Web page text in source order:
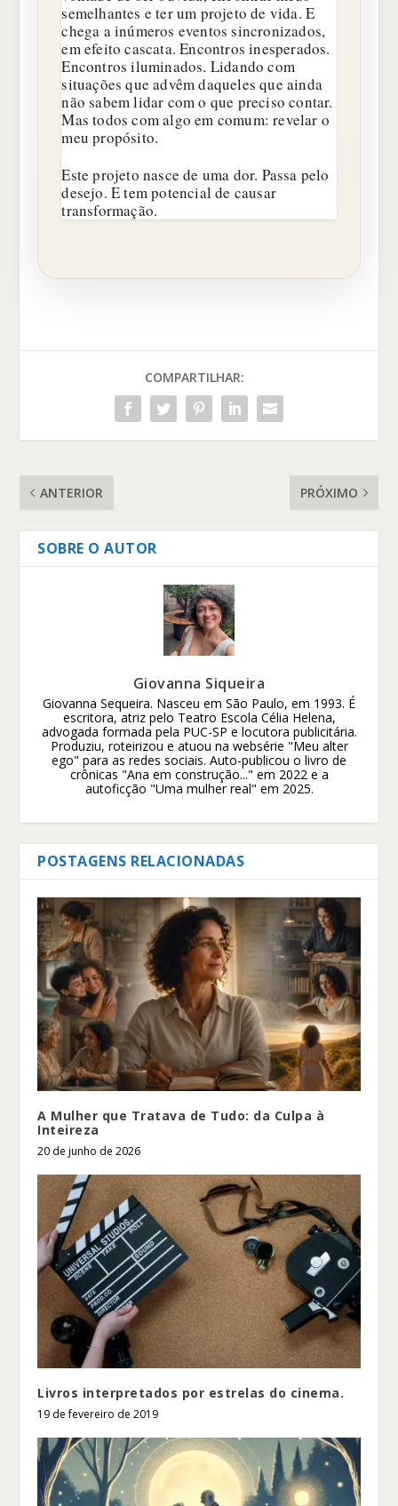
semelhantes e ter um projeto de vida. E
chega a inúmeros eventos sincronizados,
em efeito cascata. Encontros inesperados.
Encontros iluminados. Lidando com
situações que advêm daqueles que ainda
não sabem lidar com o que preciso contar.
Mas todos com algo em comum: revelar o
meu propósito.
Este projeto nasce de uma dor. Passa pelo
desejo. E tem potencial de causar
transformação.
COMPARTILHAR:
ANTERIOR PRÓXIMO
SOBRE O AUTOR
Giovanna Siqueira
Giovanna Sequeira. Nasceu em São Paulo, em 1993. É
escritora, atriz pelo Teatro Escola Célia Helena,
advogada formada pela PUC-SP e locutora publicitária.
Produziu, roteirizou e atuou na websérie "Meu alter
ego" para as redes sociais. Auto-publicou o livro de
crônicas "Ana em construção..." em 2022 e a
autoficção "Uma mulher real" em 2025.
POSTAGENS RELACIONADAS
A Mulher que Tratava de Tudo: da Culpa à
Inteireza
20 de junho de 2026
Livros interpretados por estrelas do cinema.
19 de fevereiro de 2019